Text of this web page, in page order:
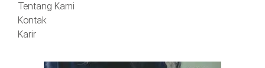
Tentang Kami
Kontak
Karir